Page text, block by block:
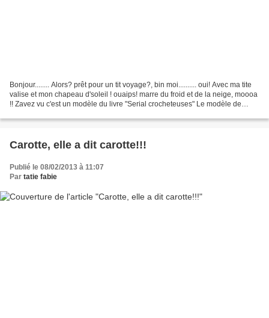
Bonjour........ Alors? prêt pour un tit voyage?, bin moi.......... oui! Avec ma tite
valise et mon chapeau d'soleil ! ouaips! marre du froid et de la neige, moooa
!! Zavez vu c'est un modèle du livre "Serial crocheteuses" Le modèle de
Carotte, elle a dit carotte!!!
Publié le 08/02/2013 à 11:07
Par tatie fabie